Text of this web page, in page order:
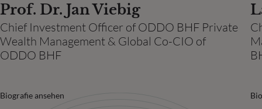
Prof. Dr. Jan Viebig
Chief Investment Officer of ODDO BHF Private
Wealth Management & Global Co-CIO of
ODDO BHF
Biografie ansehen